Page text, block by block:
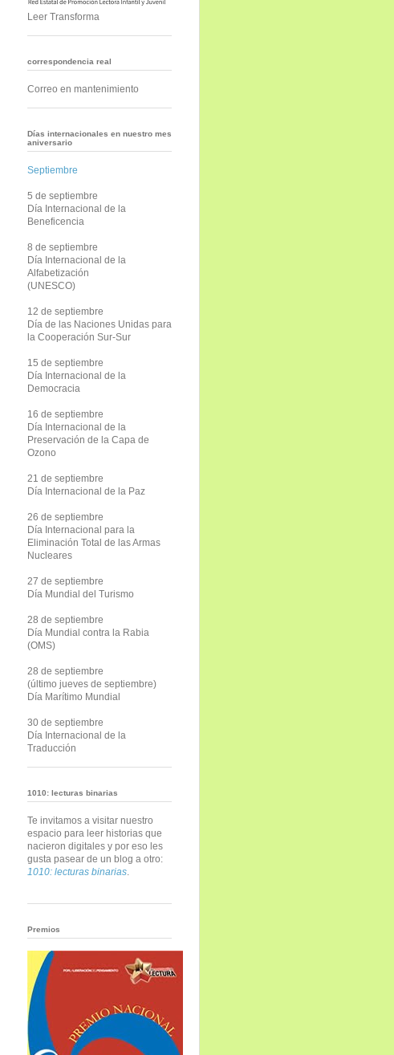
Leer Transforma
correspondencia real
Correo en mantenimiento
Días internacionales en nuestro mes
aniversario
Septiembre
5 de septiembre
Día Internacional de la
Beneficencia
8 de septiembre
Día Internacional de la
Alfabetización
(UNESCO)
12 de septiembre
Día de las Naciones Unidas para
la Cooperación Sur-Sur
15 de septiembre
Día Internacional de la
Democracia
16 de septiembre
Día Internacional de la
Preservación de la Capa de
Ozono
21 de septiembre
Día Internacional de la Paz
26 de septiembre
Día Internacional para la
Eliminación Total de las Armas
Nucleares
27 de septiembre
Día Mundial del Turismo
28 de septiembre
Día Mundial contra la Rabia
(OMS)
28 de septiembre
(último jueves de septiembre)
Día Marítimo Mundial
30 de septiembre
Día Internacional de la
Traducción
1010: lecturas binarias
Te invitamos a visitar nuestro
espacio para leer historias que
nacieron digitales y por eso les
gusta pasear de un blog a otro:
1010: lecturas binarias
Premios